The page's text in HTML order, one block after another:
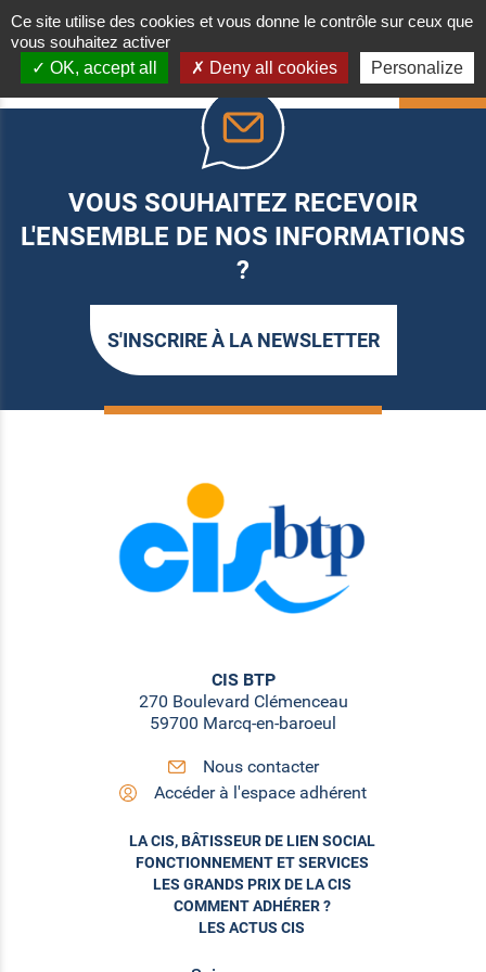
HAUT
VOUS SOUHAITEZ RECEVOIR
L'ENSEMBLE DE NOS INFORMATIONS
?
S'INSCRIRE À LA NEWSLETTER
CIS BTP
270 Boulevard Clémenceau
59700 Marcq-en-baroeul
Nous contacter
Accéder à l'espace adhérent
LA CIS, BÂTISSEUR DE LIEN SOCIAL
FONCTIONNEMENT ET SERVICES
LES GRANDS PRIX DE LA CIS
COMMENT ADHÉRER ?
LES ACTUS CIS
Ce site utilise des cookies et vous donne le contrôle sur ceux que
vous souhaitez activer
OK, accept all
Deny all cookies Personalize